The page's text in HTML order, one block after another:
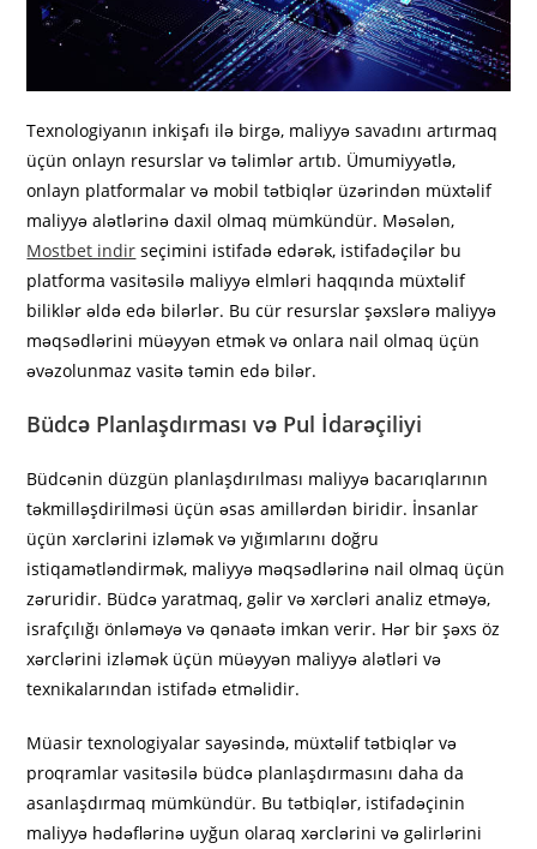
Texnologiyanın inkişafı ilə birgə, maliyyə savadını artırmaq
üçün onlayn resurslar və təlimlər artıb. Ümumiyyətlə,
onlayn platformalar və mobil tətbiqlər üzərindən müxtəlif
maliyyə alətlərinə daxil olmaq mümkündür. Məsələn,
Mostbet indir seçimini istifadə edərək, istifadəçilər bu
platforma vasitəsilə maliyyə elmləri haqqında müxtəlif
biliklər əldə edə bilərlər. Bu cür resurslar şəxslərə maliyyə
məqsədlərini müəyyən etmək və onlara nail olmaq üçün
əvəzolunmaz vasitə təmin edə bilər.
Büdcə Planlaşdırması və Pul İdarəçiliyi
Büdcənin düzgün planlaşdırılması maliyyə bacarıqlarının
təkmilləşdirilməsi üçün əsas amillərdən biridir. İnsanlar
üçün xərclərini izləmək və yığımlarını doğru
istiqamətləndirmək, maliyyə məqsədlərinə nail olmaq üçün
zəruridir. Büdcə yaratmaq, gəlir və xərcləri analiz etməyə,
israfçılığı önləməyə və qənaətə imkan verir. Hər bir şəxs öz
xərclərini izləmək üçün müəyyən maliyyə alətləri və
texnikalarından istifadə etməlidir.
Müasir texnologiyalar sayəsində, müxtəlif tətbiqlər və
proqramlar vasitəsilə büdcə planlaşdırmasını daha da
asanlaşdırmaq mümkündür. Bu tətbiqlər, istifadəçinin
maliyyə hədəflərinə uyğun olaraq xərclərini və gəlirlərini